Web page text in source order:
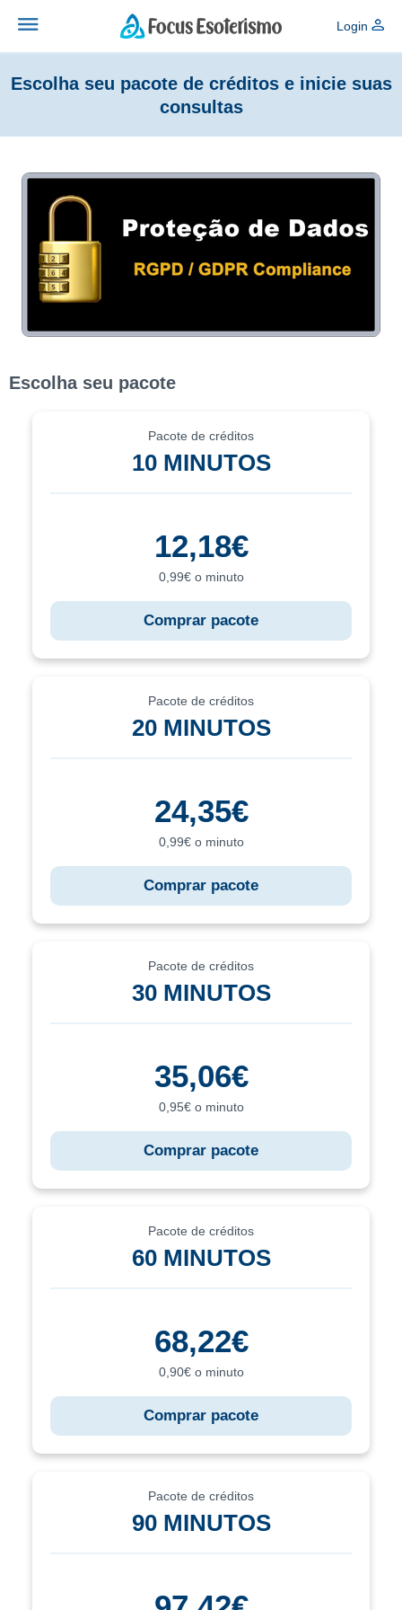
Login
Escolha seu pacote de créditos e inicie suas
consultas
Escolha seu pacote
Pacote de créditos
10 MINUTOS
12,18€
0,99€ o minuto
Comprar pacote
Pacote de créditos
20 MINUTOS
24,35€
0,99€ o minuto
Comprar pacote
Pacote de créditos
30 MINUTOS
35,06€
0,95€ o minuto
Comprar pacote
Pacote de créditos
60 MINUTOS
68,22€
0,90€ o minuto
Comprar pacote
Pacote de créditos
90 MINUTOS